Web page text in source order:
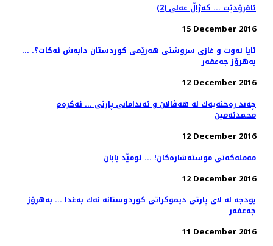
ئافرۆدێت ... کەژاڵ عەلی (2)
15 December 2016
ئایا نه‌وت و غازی سروشتی هه‌رێمی كوردستان دابه‌ش ئه‌كات؟. ...
به‌هرۆز جه‌عفه‌ر
12 December 2016
چەند رەخنەیەك لە هەڤالان و ئەندامانی پارتی ... ئەکرەم
محـمدئەمین
12 December 2016
مەملەكەتی موستەشارەكان! ... ئومێد بابان
12 December 2016
بودجه‌ له‌ لاى پارتى دیموكراتى كوردوستانه‌ نه‌ك به‌غدا ... به‌هرۆز
جه‌عفه‌ر
11 December 2016